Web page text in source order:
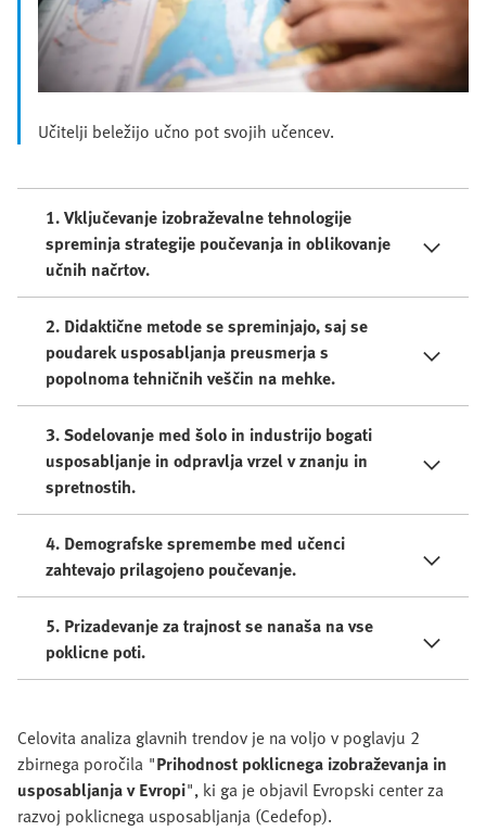
Učitelji beležijo učno pot svojih učencev.
1. Vključevanje izobraževalne tehnologije
spreminja strategije poučevanja in oblikovanje
učnih načrtov.
2. Didaktične metode se spreminjajo, saj se
poudarek usposabljanja preusmerja s
popolnoma tehničnih veščin na mehke.
3. Sodelovanje med šolo in industrijo bogati
usposabljanje in odpravlja vrzel v znanju in
spretnostih.
4. Demografske spremembe med učenci
zahtevajo prilagojeno poučevanje.
5. Prizadevanje za trajnost se nanaša na vse
poklicne poti.
Celovita analiza glavnih trendov je na voljo v poglavju 2
zbirnega poročila "Prihodnost poklicnega izobraževanja in
usposabljanja v Evropi", ki ga je objavil Evropski center za
razvoj poklicnega usposabljanja (Cedefop).